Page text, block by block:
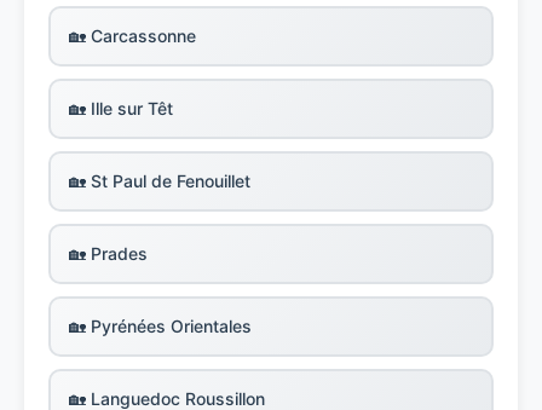
🏡 Carcassonne
🏡 Ille sur Têt
🏡 St Paul de Fenouillet
🏡 Prades
🏡 Pyrénées Orientales
🏡 Languedoc Roussillon